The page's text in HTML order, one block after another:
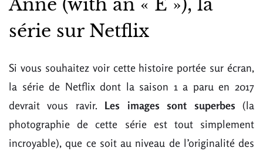
Anne (with an « E »), la
série sur Netflix
Si vous souhaitez voir cette histoire portée sur écran,
la série de Netflix dont la saison 1 a paru en 2017
devrait vous ravir. Les images sont superbes (la
photographie de cette série est tout simplement
incroyable), que ce soit au niveau de l’originalité des